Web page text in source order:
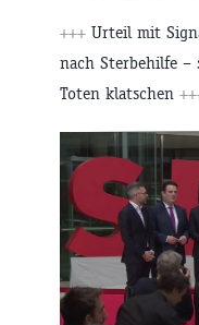
+++ Urteil mit
nach Sterbehilfe –
Toten klatschen